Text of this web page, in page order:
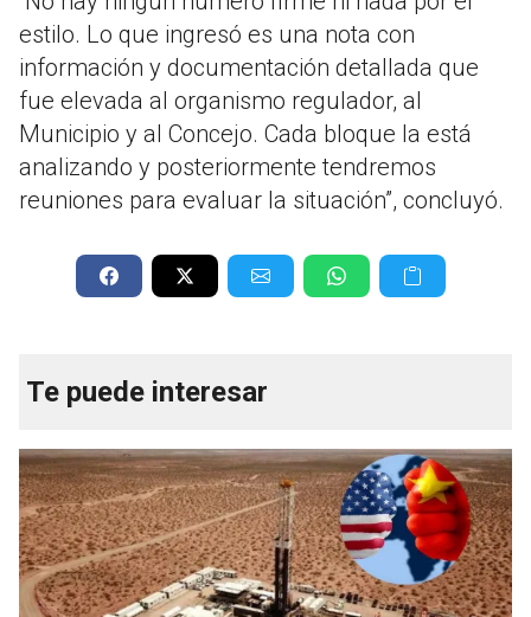
estilo. Lo que ingresó es una nota con
información y documentación detallada que
fue elevada al organismo regulador, al
Municipio y al Concejo. Cada bloque la está
analizando y posteriormente tendremos
reuniones para evaluar la situación”, concluyó.
Te puede interesar